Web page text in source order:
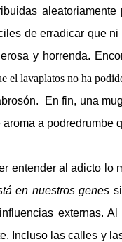
aleatoriamente
de erradicar que
y horrenda.
el lavaplatos no ha
En fin, una
a podredrumbe
entender al adicto lo
en nuestros genes
externas.
Incluso las calles y